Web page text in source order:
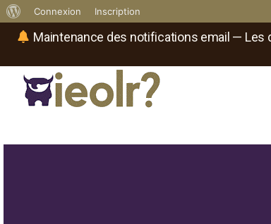
Maintenance des notifications email —
propos
WordPress
Connexion Inscription
où